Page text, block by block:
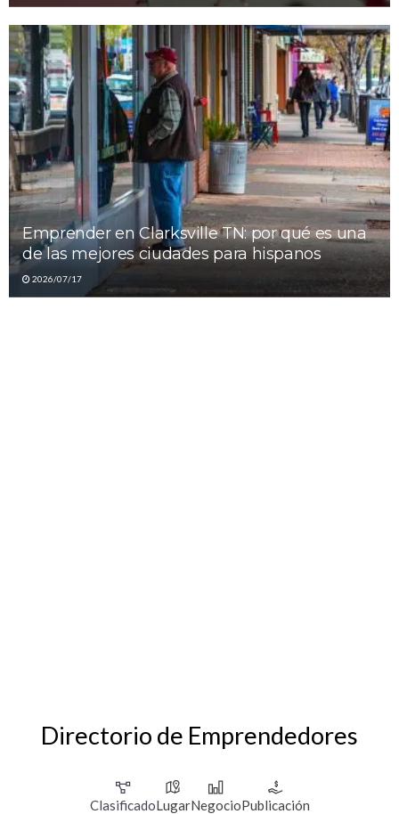
Emprender en Clarksville TN: por qué es una
de las mejores ciudades para hispanos
2026/07/17
Directorio de Emprendedores
ClasificadoLugarNegocioPublicación